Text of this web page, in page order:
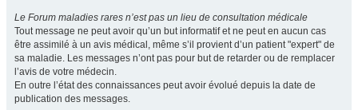
Le Forum maladies rares n’est pas un lieu de consultation médicale
Tout message ne peut avoir qu’un but informatif et ne peut en aucun cas
être assimilé à un avis médical, même s’il provient d’un patient "expert" de
sa maladie. Les messages n’ont pas pour but de retarder ou de remplacer
l’avis de votre médecin.
En outre l’état des connaissances peut avoir évolué depuis la date de
publication des messages.